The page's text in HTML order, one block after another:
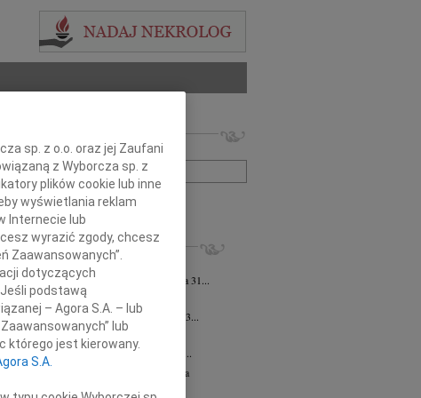
nazwisko lub numer ogłoszenia:
+ szukanie zaawansowane
NEKROLOGI
Pliszkiewicz 07.08.2026
Z głębokim smutkiem zawiadamiamy, że dnia 31...
Tadeusz Kotłowski 07.08.2026
wielkim smutkiem zawiadamiamy, że dnia 3...
Eugeniusz Butruk
07.08.2026
Żegnamy z poczuciem nieodżałowanej straty...
Andrzej Morozowski
cała Polska
Dnia 4 sierpnia 2026 roku zmarł Andrzej...
sp. z o.o. oraz jej Zaufani
z Wyborcza sp. z
plików cookie lub inne
wyświetlania reklam
Internecie lub
wyrazić zgody, chcesz
Zaawansowanych”.
dotyczących
podstawą
– Agora S.A. – lub
lub
którego jest kierowany.
S.A.